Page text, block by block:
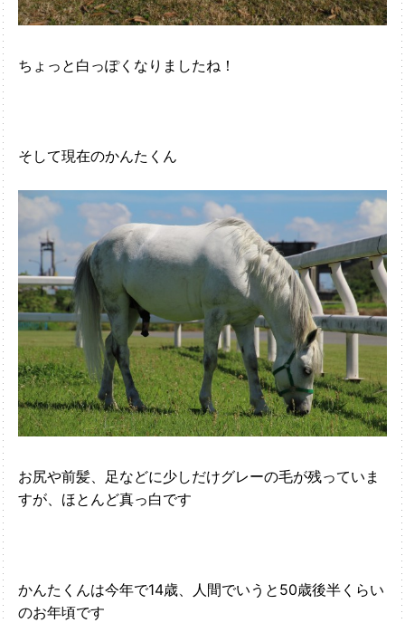
ちょっと白っぽくなりましたね！
そして現在のかんたくん
お尻や前髪、足などに少しだけグレーの毛が残っていま
すが、ほとんど真っ白です
かんたくんは今年で14歳、人間でいうと50歳後半くらい
のお年頃です